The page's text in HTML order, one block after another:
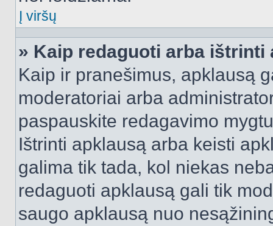
Į viršų
» Kaip redaguoti arba ištrinti
Kaip ir pranešimus, apklausą
moderatoriai arba
paspauskite redagavimo
Ištrinti apklausą arba keisti
galima tik tada, kol niekas
redaguoti apklausą gali tik
saugo apklausą nuo